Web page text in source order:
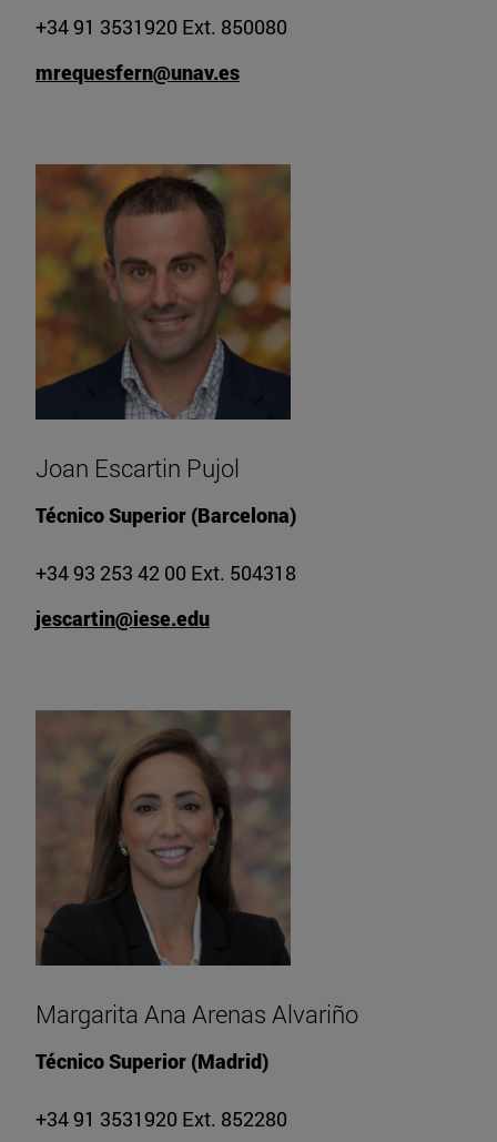
+34 91 3531920 Ext. 850080
mrequesfern@unav.es
Joan Escartin Pujol
Técnico Superior (Barcelona)
+34 93 253 42 00 Ext. 504318
jescartin@iese.edu
Margarita Ana Arenas Alvariño
Técnico Superior (Madrid)
+34 91 3531920 Ext. 852280